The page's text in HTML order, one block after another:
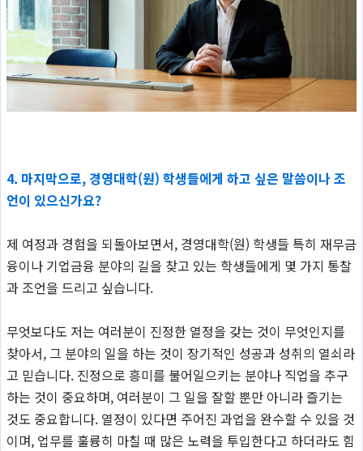
4. 마지막으로, 경영대학(원) 학생들에게 하고 싶은 말씀이나 조
언이 있으신가요?
제 여정과 경험을 되돌아보면서, 경영대학(원) 학생들 특히 재무금
융이나 기업금융 분야의 길을 찾고 있는 학생들에게 몇 가지 통찰
과 조언을 드리고 싶습니다.
무엇보다도 저는 여러분이 진정한 열정을 갖는 것이 무엇인지를
찾아서, 그 분야의 일을 하는 것이 장기적인 성공과 성취의 열쇠라
고 믿습니다. 진정으로 흥미를 불어일으키는 분야나 직업을 추구
하는 것이 중요하며, 여러분이 그 일을 잘할 뿐만 아니라 즐기는
것도 중요합니다. 열정이 있다면 주어진 과업을 완수할 수 있을 것
이며, 업무를 훌륭히 마칠 때 많은 노력을 투입한다고 하더라도 힘